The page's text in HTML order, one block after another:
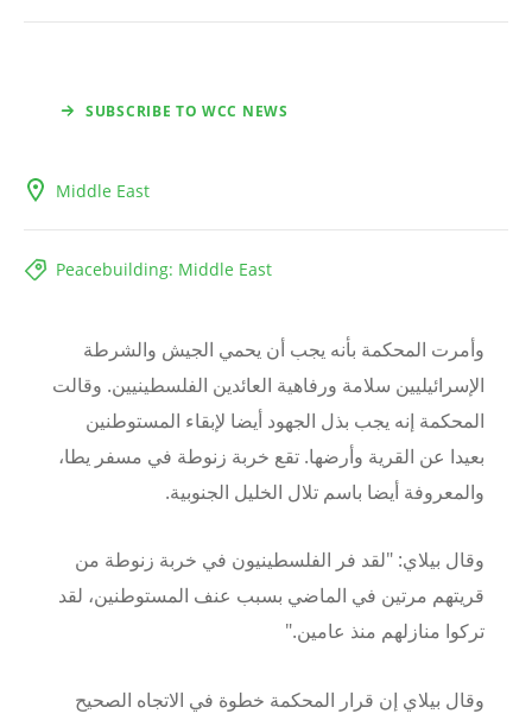
SUBSCRIBE TO WCC NEWS
Middle East
Peacebuilding: Middle East
وأمرت المحكمة بأنه يجب أن يحمي الجيش والشرطة
الإسرائيليين سلامة ورفاهية العائدين الفلسطينيين. وقالت
المحكمة إنه يجب بذل الجهود أيضا لإبقاء المستوطنين
بعيدا عن القرية وأرضها. تقع خربة زنوطة في مسفر يطا،
والمعروفة أيضا باسم تلال الخليل الجنوبية.
وقال بيلاي: "لقد فر الفلسطينيون في خربة زنوطة من
قريتهم مرتين في الماضي بسبب عنف المستوطنين، لقد
تركوا منازلهم منذ عامين."
وقال بيلاي إن قرار المحكمة خطوة في الاتجاه الصحيح